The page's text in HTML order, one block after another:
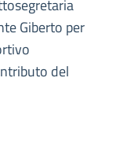
Giberto per
del